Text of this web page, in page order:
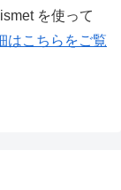
を使って
はこちらをご覧